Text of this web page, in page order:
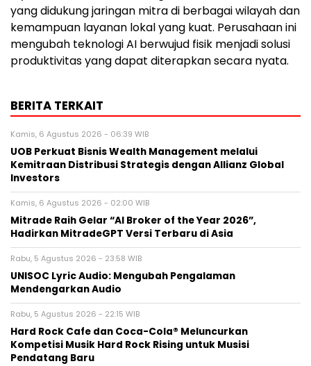
yang didukung jaringan mitra di berbagai wilayah dan
kemampuan layanan lokal yang kuat. Perusahaan ini
mengubah teknologi AI berwujud fisik menjadi solusi
produktivitas yang dapat diterapkan secara nyata.
BERITA TERKAIT
Kamis, 6 Agustus 2026 - 06:39 WIB
UOB Perkuat Bisnis Wealth Management melalui
Kemitraan Distribusi Strategis dengan Allianz Global
Investors
Kamis, 6 Agustus 2026 - 02:00 WIB
Mitrade Raih Gelar “AI Broker of the Year 2026”,
Hadirkan MitradeGPT Versi Terbaru di Asia
Rabu, 5 Agustus 2026 - 23:58 WIB
UNISOC Lyric Audio: Mengubah Pengalaman
Mendengarkan Audio
Rabu, 5 Agustus 2026 - 22:15 WIB
Hard Rock Cafe dan Coca-Cola® Meluncurkan
Kompetisi Musik Hard Rock Rising untuk Musisi
Pendatang Baru